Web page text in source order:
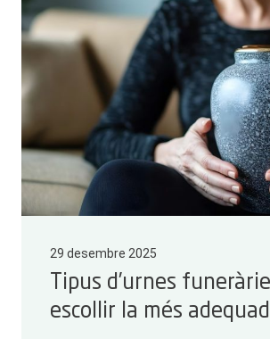
29 desembre 2025
Tipus d’urnes
escollir la més